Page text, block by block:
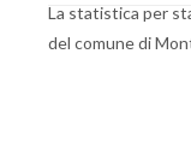
La statistica per
del comune di